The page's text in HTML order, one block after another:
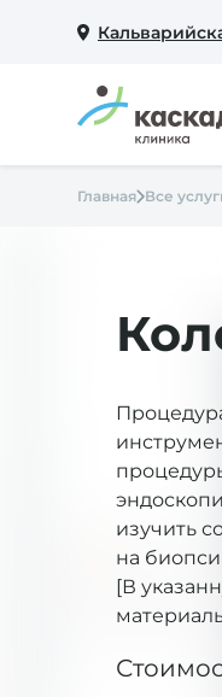
Главная Все
изучить
на
[В